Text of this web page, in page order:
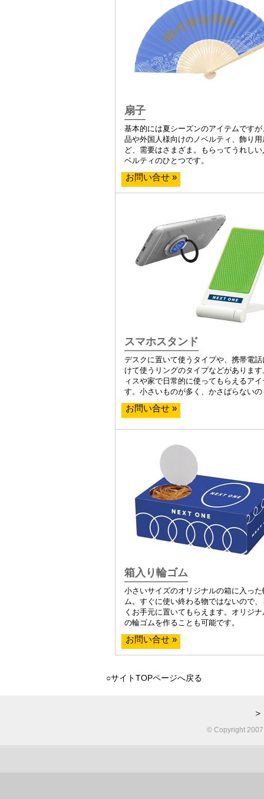
扇子
基本的には夏シーズンのアイテムですが
品や外国人様向けのノベルティ、飾り用
ど、需要はさまざま。もらってうれし
ベルティのひとつです。
お問い合せ »
スマホスタンド
デスクに置いて使うタイプや、携帯電話
けて使うリングのタイプなどがありま
ィスや家で日常的に使ってもらえるア
す。小さいものが多く、かさばらない
お問い合せ »
箱入り輪ゴム
小さいサイズのオリジナルの箱に入った
ム。すぐに使い終わる物ではないので、
くお手元に置いてもらえます。オリジ
の輪ゴムを作ることも可能です。
お問い合せ »
○サイトTOPページへ戻る
© Copyright